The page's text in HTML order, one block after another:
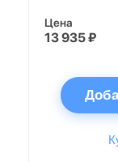
Цена
13 935 ₽